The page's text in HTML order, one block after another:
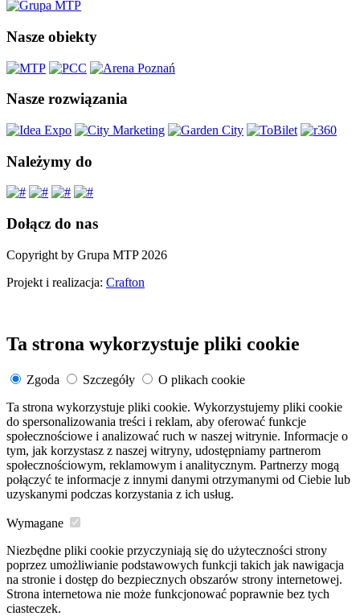
Nasze obiekty
Nasze rozwiązania
Należymy do
Dołącz do nas
Copyright by Grupa MTP 2026
Projekt i realizacja: Crafton
Ta strona wykorzystuje pliki cookie
Zgoda Szczegóły
O plikach cookie
Ta strona wykorzystuje pliki cookie. Wykorzystujemy pliki cookie
do spersonalizowania treści i reklam, aby oferować funkcje
społecznościowe i analizować ruch w naszej witrynie. Informacje o
tym, jak korzystasz z naszej witryny, udostępniamy partnerom
społecznościowym, reklamowym i analitycznym. Partnerzy mogą
połączyć te informacje z innymi danymi otrzymanymi od Ciebie lub
uzyskanymi podczas korzystania z ich usług.
Wymagane
Niezbędne pliki cookie przyczyniają się do użyteczności strony
poprzez umożliwianie podstawowych funkcji takich jak nawigacja
na stronie i dostęp do bezpiecznych obszarów strony internetowej.
Strona internetowa nie może funkcjonować poprawnie bez tych
ciasteczek.